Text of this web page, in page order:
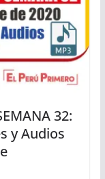
32:
y Audios